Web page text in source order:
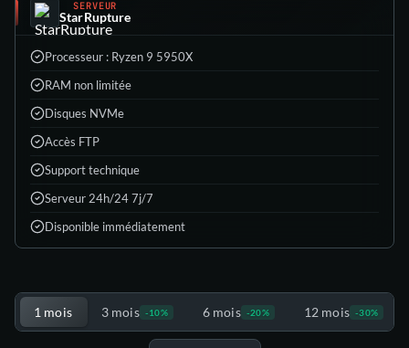
SERVEUR
StarRupture
Processeur : Ryzen 9 5950X
RAM non limitée
Disques NVMe
Accès FTP
Support technique
Serveur 24h/24 7j/7
Disponible immédiatement
Choisis ton offre
1 mois 3 mois -10% 6 mois -20% 12 mois -30%